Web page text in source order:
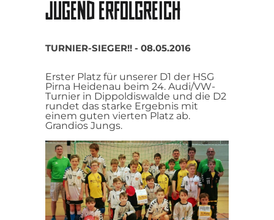
JUGEND ERFOLGREICH
TURNIER-SIEGER!! - 08.05.2016
Erster Platz für unserer D1 der HSG
Pirna Heidenau beim 24. Audi/VW-
Turnier in Dippoldiswalde und die D2
rundet das starke Ergebnis mit
einem guten vierten Platz ab.
Grandios Jungs.